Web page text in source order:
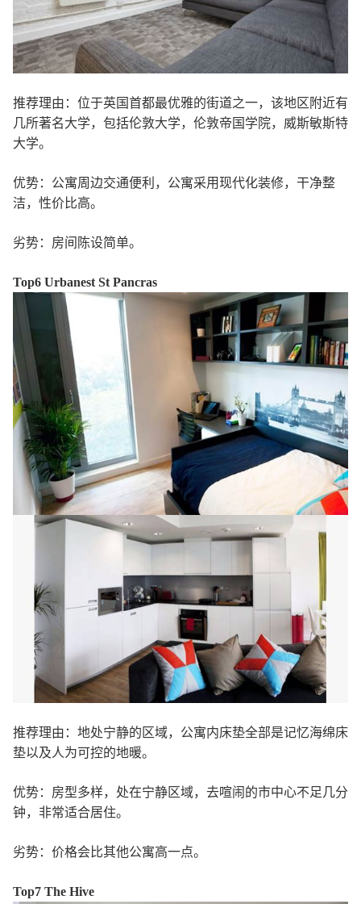
推荐理由：位于英国首都最优雅的街道之一，该地区附近有
几所著名大学，包括伦敦大学，伦敦帝国学院，威斯敏斯特
大学。
优势：公寓周边交通便利，公寓采用现代化装修，干净整
洁，性价比高。
劣势：房间陈设简单。
Top6 Urbanest St Pancras
推荐理由：地处宁静的区域，公寓内床垫全部是记忆海绵床
垫以及人为可控的地暖。
优势：房型多样，处在宁静区域，去喧闹的市中心不足几分
钟，非常适合居住。
劣势：价格会比其他公寓高一点。
Top7 The Hive